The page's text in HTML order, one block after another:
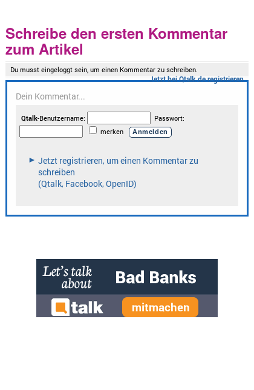
Schreibe den ersten Kommentar
zum Artikel